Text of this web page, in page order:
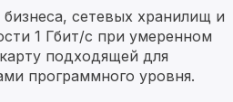
сетевых хранилищ и
1 Гбит/с при умеренном
подходящей для
программного уровня.